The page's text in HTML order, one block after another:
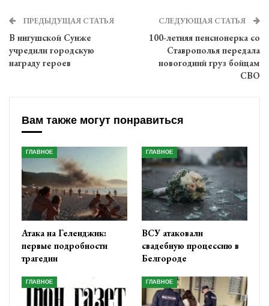
ПРЕДЫДУЩАЯ СТАТЬЯ
В ингушской Сунже
учредили городскую
награду героев
СЛЕДУЮЩАЯ СТАТЬЯ
100-летняя пенсионерка со
Ставрополья передала
новогодний груз бойцам
СВО
Вам также могут понравиться
ГЛАВНОЕ
Атака на Геленджик:
первые подробности
трагедии
ГЛАВНОЕ
ВСУ атаковали
свадебную процессию в
Белгороде
ГЛАВНОЕ ГЛАВНОЕ